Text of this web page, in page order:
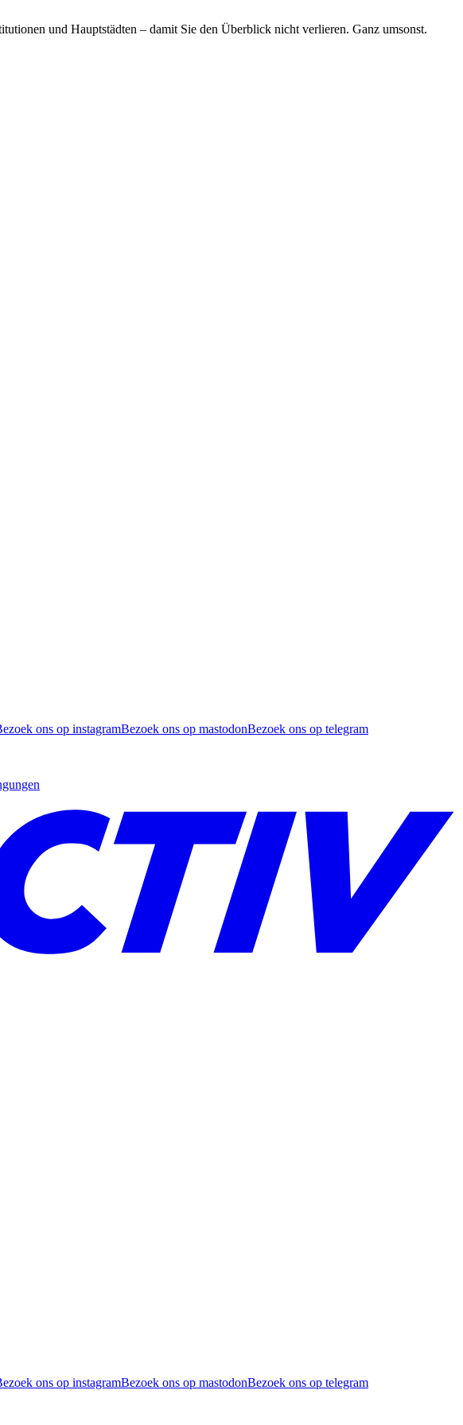
und Hauptstädten – damit Sie den Überblick nicht verlieren. Ganz umsonst.
ons op instagramBezoek ons op mastodonBezoek ons op telegram
ons op instagramBezoek ons op mastodonBezoek ons op telegram